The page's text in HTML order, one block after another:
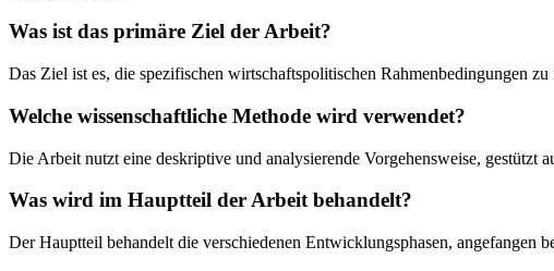
Was ist das primäre Ziel der Arbeit?
Das Ziel ist es, die spezifischen wirtschaftspolitischen Rahmenbedingungen
Welche wissenschaftliche Methode wird verwendet?
Die Arbeit nutzt eine deskriptive und analysierende Vorgehensweise,
Was wird im Hauptteil der Arbeit behandelt?
Der Hauptteil behandelt die verschiedenen Entwicklungsphasen,